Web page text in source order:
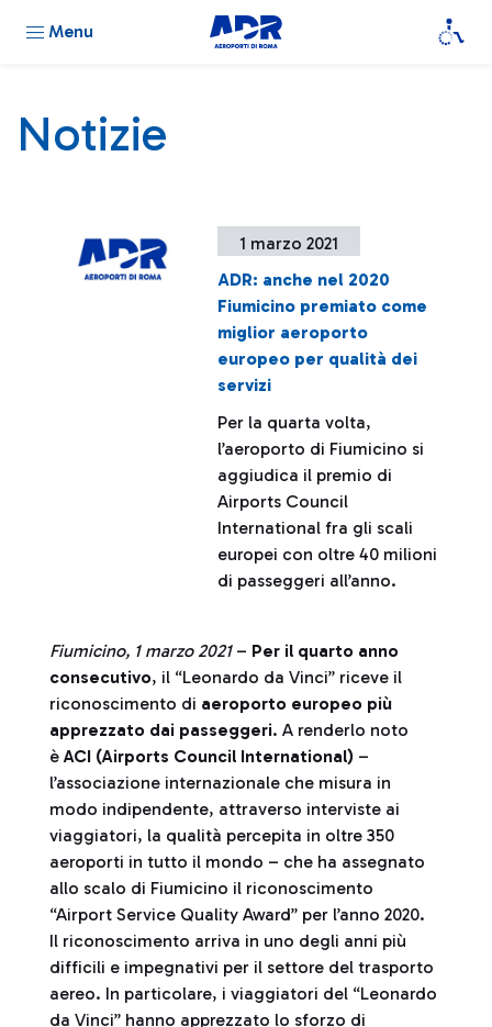
Menu
Notizie
1 marzo 2021
ADR: anche nel 2020
Fiumicino premiato come
miglior aeroporto
europeo per qualità dei
servizi
Per la quarta volta,
l’aeroporto di Fiumicino si
aggiudica il premio di
Airports Council
International fra gli scali
europei con oltre 40 milioni
di passeggeri all’anno.
Fiumicino, 1 marzo 2021– Per il quarto anno
consecutivo, il “Leonardo da Vinci” riceve il
riconoscimento di aeroporto europeo più
apprezzato dai passeggeri. A renderlo noto
èACI (Airports Council International) –
l’associazione internazionale che misura in
modo indipendente, attraverso interviste ai
viaggiatori, la qualità percepita in oltre 350
aeroporti in tutto il mondo – che ha assegnato
allo scalo di Fiumicino il riconoscimento
“Airport Service Quality Award” per l’anno 2020.
Il riconoscimento arriva in uno degli anni più
difficili e impegnativi per il settore del trasporto
aereo. In particolare, i viaggiatori del “Leonardo
da Vinci” hanno apprezzato lo sforzo di